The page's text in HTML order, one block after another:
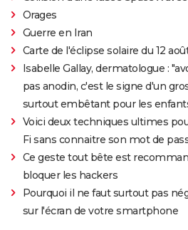
Orages
Guerre en Iran
Carte de l'éclipse solaire du 12
Isabelle Gallay, dermatologue :
pas anodin, c'est le signe d'un
surtout embêtant pour les
Voici deux techniques ultimes
Fi sans connaitre son mot de
Ce geste tout bête est
bloquer les hackers
Pourquoi il ne faut surtout pas
sur l'écran de votre smartphone